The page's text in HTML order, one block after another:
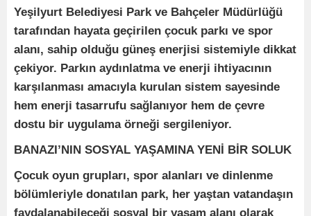
Yeşilyurt Belediyesi Park ve Bahçeler Müdürlüğü
tarafından hayata geçirilen çocuk parkı ve spor
alanı, sahip olduğu güneş enerjisi sistemiyle dikkat
çekiyor. Parkın aydınlatma ve enerji ihtiyacının
karşılanması amacıyla kurulan sistem sayesinde
hem enerji tasarrufu sağlanıyor hem de çevre
dostu bir uygulama örneği sergileniyor.
BANAZI’NIN SOSYAL YAŞAMINA YENİ BİR SOLUK
Çocuk oyun grupları, spor alanları ve dinlenme
bölümleriyle donatılan park, her yaştan vatandaşın
faydalanabileceği sosyal bir yaşam alanı olarak